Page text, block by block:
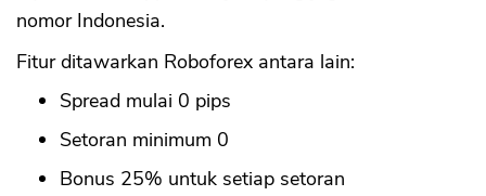
nomor Indonesia.
Fitur ditawarkan Roboforex antara lain:
Spread mulai 0 pips
Setoran minimum 0
Bonus 25% untuk setiap setoran